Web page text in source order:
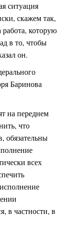
ситуация
скажем так,
которую
в то, чтобы
он.
Баринова
на переднем
что
обязательны
всех
в частности, в